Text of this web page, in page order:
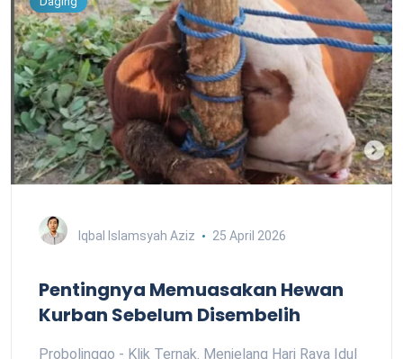
Iqbal Islamsyah Aziz 25 April 2026
Pentingnya Memuasakan Hewan
Kurban Sebelum Disembelih
Probolinggo - Klik Ternak. Menjelang Hari Raya Idul